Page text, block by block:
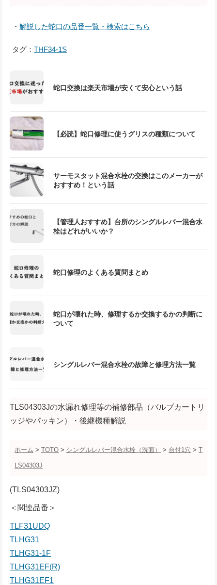
・ 解説した蛇口の品番一覧・検索はこちら
タグ： THF34-1S
蛇口交換は楽天市場が安くて安心という話
【必読】蛇口修理に使うグリスの種類について
サーモスタット混合水栓の交換はこのメーカーが
おすすめ！という話
【管理人おすすめ】台所のシングルレバー混合水
栓はどれがいいか？
蛇口修理のよくある質問まとめ
蛇口が壊れた時、修理するか交換するかの判断に
ついて
シングルレバー混合水栓の故障と修理方法一覧
TLS04303Jの水漏れ修理等の補修部品（バルブカートリ
ッジやパッキン）・後継機種解説
ホーム > TOTO > シングルレバー混合水栓（洗面） > 台付1穴 > T
LS04303J
(TLS04303JZ)
＜関連品番＞
TLF31UDQ
TLHG31
TLHG31-1F
TLHG31EF(R)
TLHG31EF1